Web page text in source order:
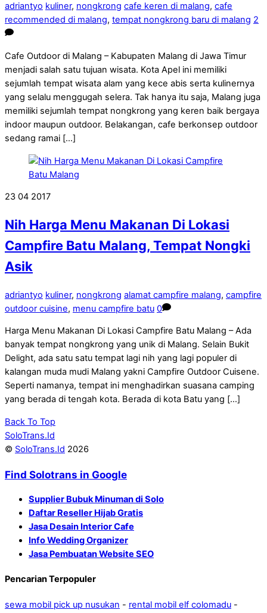
adriantyo kuliner, nongkrong cafe keren di malang, cafe
recommended di malang, tempat nongkrong baru di malang 2
Cafe Outdoor di Malang – Kabupaten Malang di Jawa Timur
menjadi salah satu tujuan wisata. Kota Apel ini memiliki
sejumlah tempat wisata alam yang kece abis serta kulinernya
yang selalu menggugah selera. Tak hanya itu saja, Malang juga
memiliki sejumlah tempat nongkrong yang keren baik bergaya
indoor maupun outdoor. Belakangan, cafe berkonsep outdoor
sedang ramai […]
23 04 2017
Nih Harga Menu Makanan Di Lokasi
Campfire Batu Malang, Tempat Nongki
Asik
adriantyo kuliner, nongkrong alamat campfire malang, campfire
outdoor cuisine, menu campfire batu 0
Harga Menu Makanan Di Lokasi Campfire Batu Malang – Ada
banyak tempat nongkrong yang unik di Malang. Selain Bukit
Delight, ada satu satu tempat lagi nih yang lagi populer di
kalangan muda mudi Malang yakni Campfire Outdoor Cuisene.
Seperti namanya, tempat ini menghadirkan suasana camping
yang berada di tengah kota. Berada di kota Batu yang […]
Back To Top
SoloTrans.Id
© SoloTrans.Id 2026
Find Solotrans in Google
Supplier Bubuk Minuman di Solo
Daftar Reseller Hijab Gratis
Jasa Desain Interior Cafe
Info Wedding Organizer
Jasa Pembuatan Website SEO
Pencarian Terpopuler
sewa mobil pick up nusukan - rental mobil elf colomadu -